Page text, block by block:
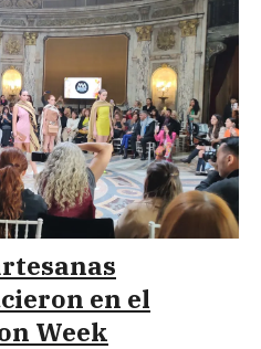
en el
Week